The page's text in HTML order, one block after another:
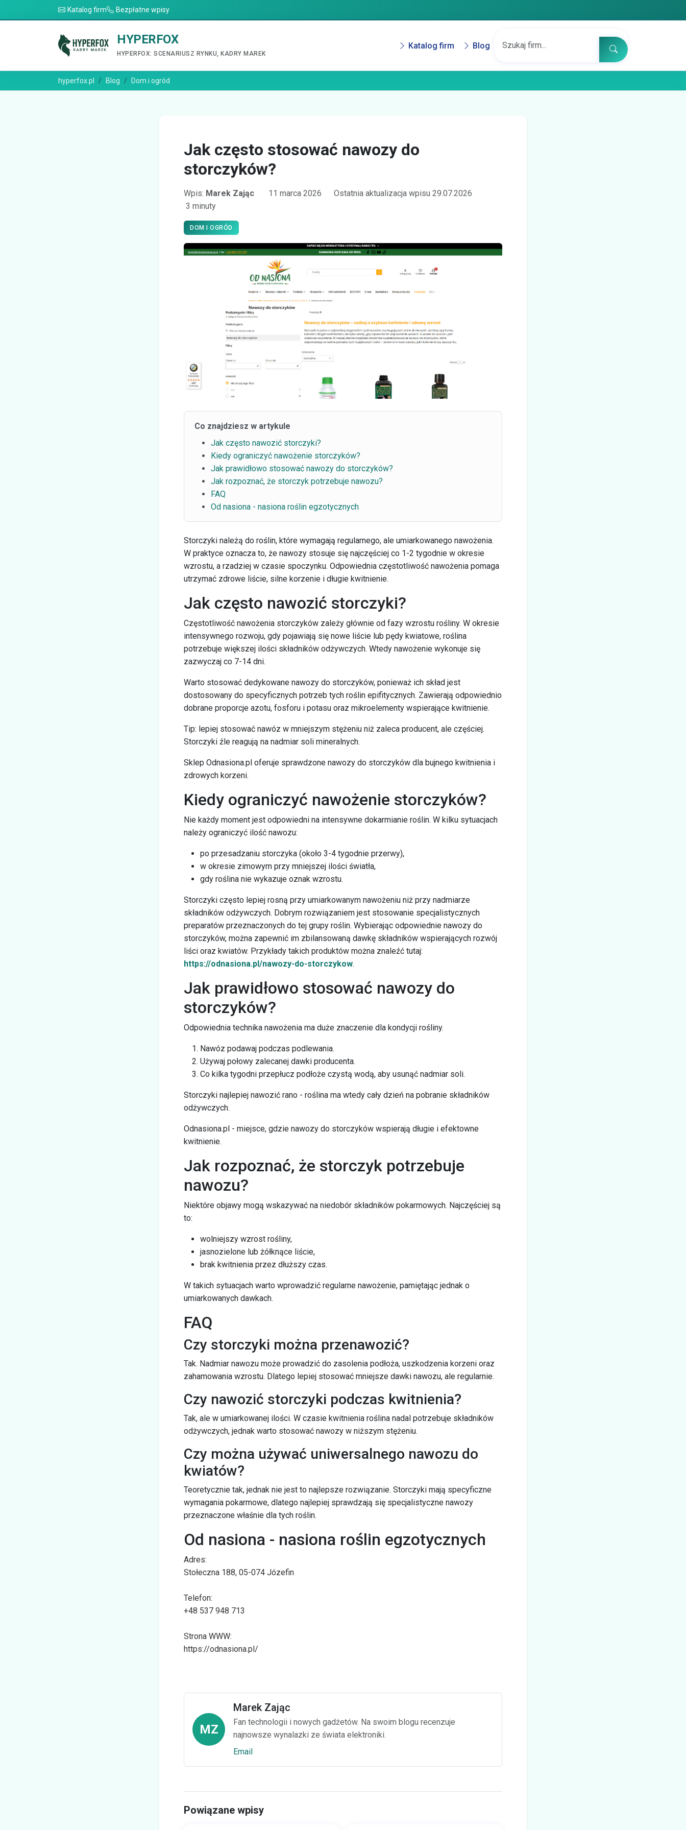
Katalog firm Bezpłatne wpisy
HYPERFOX
HYPERFOX: SCENARIUSZ RYNKU, KADRY MAREK
Katalog firm Blog
hyperfox.pl Blog Dom i ogród
Jak często stosować nawozy do
storczyków?
Wpis: Marek Zając 11 marca 2026
Ostatnia aktualizacja wpisu 29.07.2026
3 minuty
DOM I OGRÓD
Co znajdziesz w artykule
Jak często nawozić storczyki?
Kiedy ograniczyć nawożenie storczyków?
Jak prawidłowo stosować nawozy do storczyków?
Jak rozpoznać, że storczyk potrzebuje nawozu?
FAQ
Od nasiona - nasiona roślin egzotycznych
Storczyki należą do roślin, które wymagają regularnego, ale umiarkowanego nawożenia.
W praktyce oznacza to, że nawozy stosuje się najczęściej co 1-2 tygodnie w okresie
wzrostu, a rzadziej w czasie spoczynku. Odpowiednia częstotliwość nawożenia pomaga
utrzymać zdrowe liście, silne korzenie i długie kwitnienie.
Jak często nawozić storczyki?
Częstotliwość nawożenia storczyków zależy głównie od fazy wzrostu rośliny. W okresie
intensywnego rozwoju, gdy pojawiają się nowe liście lub pędy kwiatowe, roślina
potrzebuje większej ilości składników odżywczych. Wtedy nawożenie wykonuje się
zazwyczaj co 7-14 dni.
Warto stosować dedykowane nawozy do storczyków, ponieważ ich skład jest
dostosowany do specyficznych potrzeb tych roślin epifitycznych. Zawierają odpowiednio
dobrane proporcje azotu, fosforu i potasu oraz mikroelementy wspierające kwitnienie.
Tip: lepiej stosować nawóz w mniejszym stężeniu niż zaleca producent, ale częściej.
Storczyki źle reagują na nadmiar soli mineralnych.
Sklep Odnasiona.pl oferuje sprawdzone nawozy do storczyków dla bujnego kwitnienia i
zdrowych korzeni.
Kiedy ograniczyć nawożenie storczyków?
Nie każdy moment jest odpowiedni na intensywne dokarmianie roślin. W kilku sytuacjach
należy ograniczyć ilość nawozu:
po przesadzaniu storczyka (około 3-4 tygodnie przerwy),
w okresie zimowym przy mniejszej ilości światła,
gdy roślina nie wykazuje oznak wzrostu.
Storczyki często lepiej rosną przy umiarkowanym nawożeniu niż przy nadmiarze
składników odżywczych. Dobrym rozwiązaniem jest stosowanie specjalistycznych
preparatów przeznaczonych do tej grupy roślin. Wybierając odpowiednie nawozy do
storczyków, można zapewnić im zbilansowaną dawkę składników wspierających rozwój
liści oraz kwiatów. Przykłady takich produktów można znaleźć tutaj:
https://odnasiona.pl/nawozy-do-storczykow.
Jak prawidłowo stosować nawozy do
storczyków?
Odpowiednia technika nawożenia ma duże znaczenie dla kondycji rośliny.
Nawóz podawaj podczas podlewania.
Używaj połowy zalecanej dawki producenta.
Co kilka tygodni przepłucz podłoże czystą wodą, aby usunąć nadmiar soli.
Storczyki najlepiej nawozić rano - roślina ma wtedy cały dzień na pobranie składników
odżywczych.
Odnasiona.pl - miejsce, gdzie nawozy do storczyków wspierają długie i efektowne
kwitnienie.
Jak rozpoznać, że storczyk potrzebuje
nawozu?
Niektóre objawy mogą wskazywać na niedobór składników pokarmowych. Najczęściej są
to:
wolniejszy wzrost rośliny,
jasnozielone lub żółknące liście,
brak kwitnienia przez dłuższy czas.
W takich sytuacjach warto wprowadzić regularne nawożenie, pamiętając jednak o
umiarkowanych dawkach.
FAQ
Czy storczyki można przenawozić?
Tak. Nadmiar nawozu może prowadzić do zasolenia podłoża, uszkodzenia korzeni oraz
zahamowania wzrostu. Dlatego lepiej stosować mniejsze dawki nawozu, ale regularnie.
Czy nawozić storczyki podczas kwitnienia?
Tak, ale w umiarkowanej ilości. W czasie kwitnienia roślina nadal potrzebuje składników
odżywczych, jednak warto stosować nawozy w niższym stężeniu.
Czy można używać uniwersalnego nawozu do
kwiatów?
Teoretycznie tak, jednak nie jest to najlepsze rozwiązanie. Storczyki mają specyficzne
wymagania pokarmowe, dlatego najlepiej sprawdzają się specjalistyczne nawozy
przeznaczone właśnie dla tych roślin.
Od nasiona - nasiona roślin egzotycznych
Adres:
Stołeczna 188, 05-074 Józefin
Telefon:
+48 537 948 713
Strona WWW:
https://odnasiona.pl/
MZ
Marek Zając
Fan technologii i nowych gadżetów. Na swoim blogu recenzuje
najnowsze wynalazki ze świata elektroniki.
Email
Powiązane wpisy